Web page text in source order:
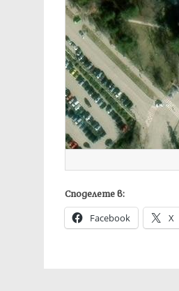
Споделете в:
Facebook X